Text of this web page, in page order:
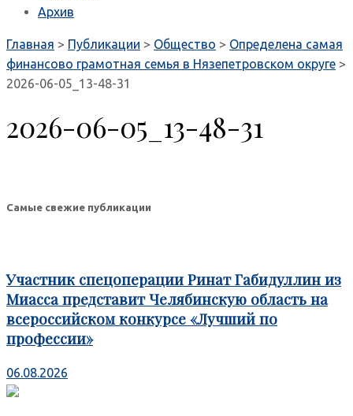
Архив
Главная > Публикации > Общество > Определена самая
финансово грамотная семья в Нязепетровском округе >
2026-06-05_13-48-31
2026-06-05_13-48-31
Самые свежие публикации
Участник спецоперации Ринат Габидуллин из
Миасса представит Челябинскую область на
всероссийском конкурсе «Лучший по
профессии»
06.08.2026